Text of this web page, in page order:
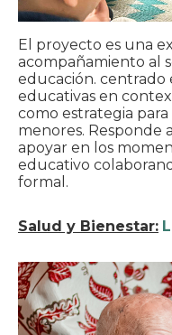
El proyecto es una
acompañamiento al
educación. centrado
educativas en
como estrategia
menores. Responde
apoyar en los
educativo
formal.
Salud y Bienestar: